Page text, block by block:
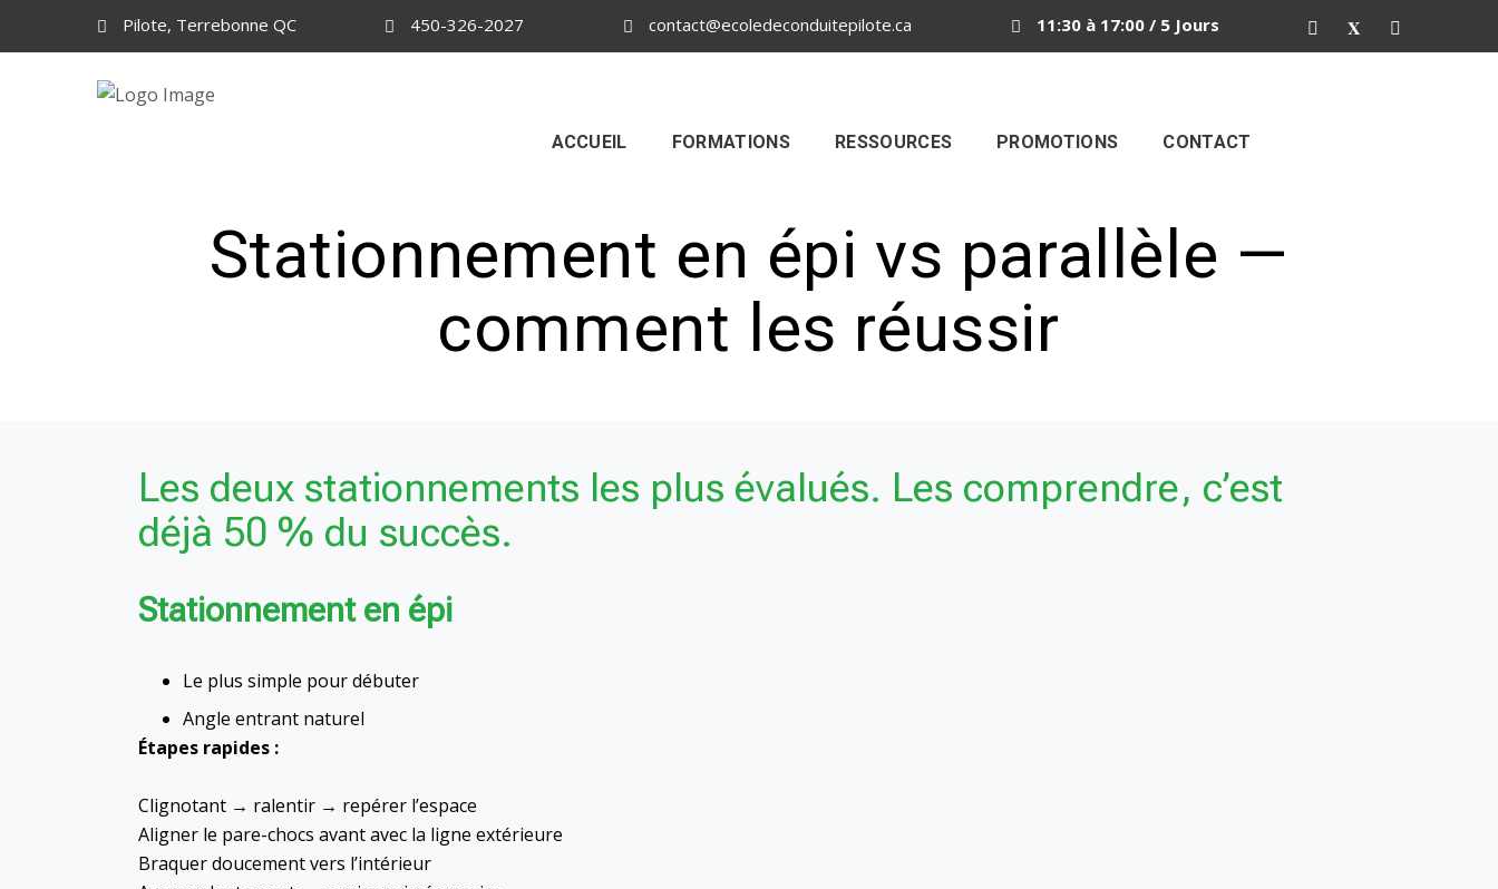
Pilote, Terrebonne QC 450-326-2027 contact@ecoledeconduitepilote.ca 11:30 à 17:00 / 5 Jours
ACCUEIL FORMATIONS RESSOURCES PROMOTIONS CONTACT
Stationnement en épi vs parallèle —
comment les réussir
Les deux stationnements les plus évalués. Les comprendre, c’est
déjà 50 % du succès.
Stationnement en épi
Le plus simple pour débuter
Angle entrant naturel
Étapes rapides :
Clignotant → ralentir → repérer l’espace
Aligner le pare-chocs avant avec la ligne extérieure
Braquer doucement vers l’intérieur